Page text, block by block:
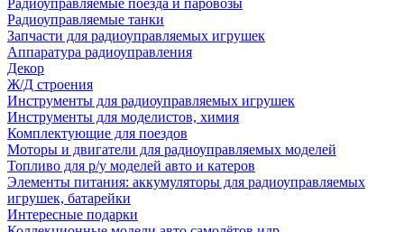
Радиоуправляемые поезда и паровозы
Радиоуправляемые танки
Запчасти для радиоуправляемых игрушек
Аппаратура радиоуправления
Декор
Ж/Д строения
Инструменты для радиоуправляемых игрушек
Инструменты для моделистов, химия
Комплектующие для поездов
Моторы и двигатели для радиоуправляемых моделей
Топливо для р/у моделей авто и катеров
Элементы питания: аккумуляторы для радиоуправляемых
игрушек, батарейки
Интересные подарки